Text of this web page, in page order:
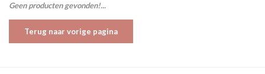
Geen producten gevonden!...
Terug naar vorige pagina